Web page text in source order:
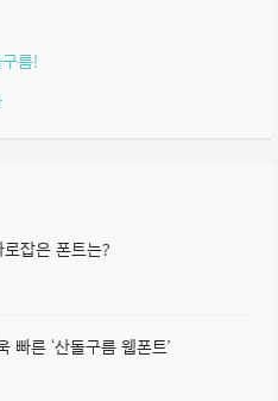
름!
잡은 폰트는?
빠른 ‘산돌구름 웹폰트’